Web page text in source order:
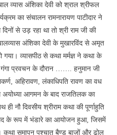
बाल व्यास अंशिका देवी को श्राल श्रीफल
का संचालन रामनारायण पाटीदार ने
से उड़ रहा था तो श्री राम जी की
अंशिका देवी के मुखारविंद से अमृत
व्यासपीठ से कथा मर्मज्ञ ने कथा के
गंगा प्रवचन के दौरान ……. हनुमान जी
अहिरावण, लंकाधिपति रावण का वध
अयोध्या आगमन के बाद राजतिलक का
ही नौ दिवसीय श्रीराम कथा की पूर्णाहुति
के रूप में भंडारे का आयोजन हुआ, जिसमें
कथा समापन पश्चात् बैण्ड बाजों और ढोल